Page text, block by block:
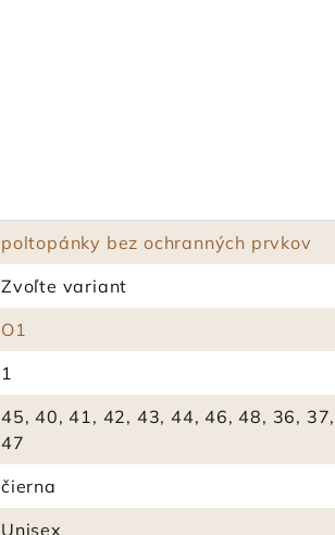
poltopánky bez ochranných prvkov
Zvoľte variant
O1
1
45, 40, 41, 42, 43, 44, 46, 48, 36,
47
čierna
Unisex